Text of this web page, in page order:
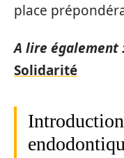
place
A lire également
Solidarité